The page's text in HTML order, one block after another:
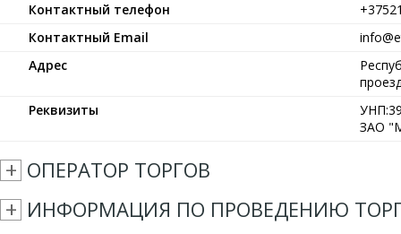
Контактный телефон
Контактный Email
Адрес
Реквизиты
ЗАО
ОПЕРАТОР ТОРГОВ
ИНФОРМАЦИЯ ПО ПРОВЕДЕНИЮ